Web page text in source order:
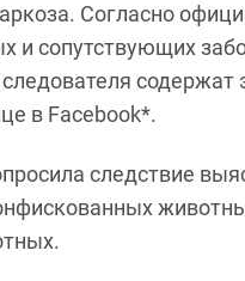
Согласно
и сопутствующих
в Facebook*.
следствие